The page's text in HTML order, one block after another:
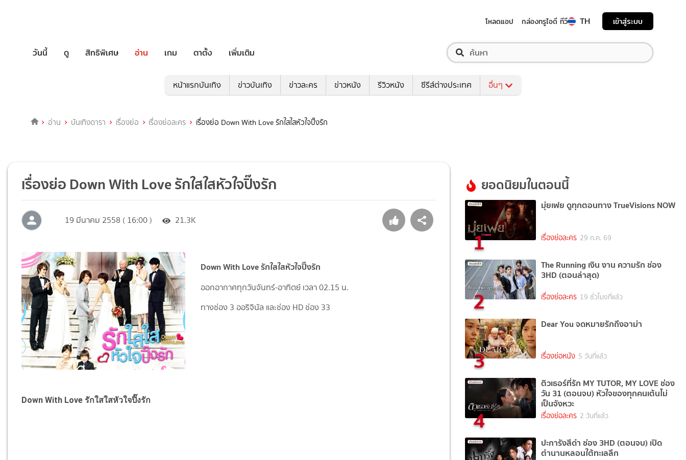
โหลดแอป กล่องทรูไอดี ทีวี TH เข้าสู่ระบบ
วันนี้ ดู สิทธิพิเศษ อ่าน เกม ตาตั้ง เพิ่มเติม
หน้าแรกบันเทิง ข่าวบันเทิง ข่าวละคร ข่าวหนัง รีวิวหนัง ซีรีส์ต่างประเทศ อื่นๆ
อ่าน บันเทิงดารา เรื่องย่อ เรื่องย่อละคร เรื่องย่อ Down With Love รักใสใสหัวใจปิ๊งรัก
เรื่องย่อ Down With Love รักใสใสหัวใจปิ๊งรัก
19 มีนาคม 2558 ( 16:00 ) 21.3K
Down With Love รักใสใสหัวใจปิ๊งรัก
ออกอากาศทุกวันจันทร์-อาทิตย์ เวลา 02.15 น.
ทางช่อง 3 ออริจินัล และช่อง HD ช่อง 33
Down With Love รักใสใสหัวใจปิ๊งรัก
ยอดนิยมในตอนนี้
1
มุ่ยเฟย ดูทุกตอนทาง TrueVisions NOW
เรื่องย่อละคร 29 ก.ค. 69
2
The Running เงิน งาน ความรัก ช่อง
3HD (ตอนล่าสุด)
เรื่องย่อละคร 19 ชั่วโมงที่แล้ว
3
Dear You จดหมายรักถึงอาม่า
เรื่องย่อหนัง 5 วันที่แล้ว
4
ติวเธอร์ที่รัก MY TUTOR, MY LOVE ช่อง
วัน 31 (ตอนจบ) หัวใจของทุกคนเต้นไม่
เป็นจังหวะ
เรื่องย่อละคร 2 วันที่แล้ว
ปะการังสีดำ ช่อง 3HD (ตอนจบ) เปิด
ตำนานหลอนใต้ทะเลลึก